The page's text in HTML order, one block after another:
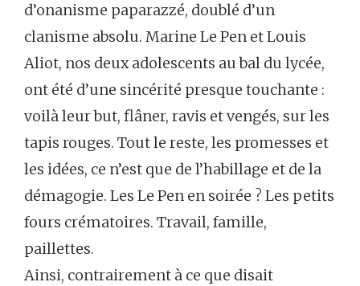
d’onanisme paparazzé, doublé d’un
clanisme absolu. Marine Le Pen et Louis
Aliot, nos deux adolescents au bal du lycée,
ont été d’une sincérité presque touchante :
voilà leur but, flâner, ravis et vengés, sur les
tapis rouges. Tout le reste, les promesses et
les idées, ce n’est que de l’habillage et de la
démagogie. Les Le Pen en soirée ? Les petits
fours crématoires. Travail, famille,
paillettes.
Ainsi, contrairement à ce que disait